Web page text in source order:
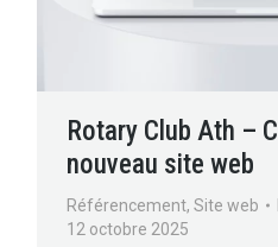
Rotary Club Ath –
nouveau site web
Référencement,Site web
12 octobre 2025